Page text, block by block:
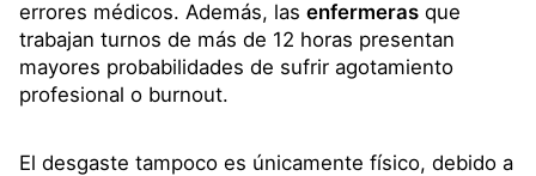
errores médicos. Además, las enfermeras que
trabajan turnos de más de 12 horas presentan
mayores probabilidades de sufrir agotamiento
profesional o burnout.
El desgaste tampoco es únicamente físico, debido a